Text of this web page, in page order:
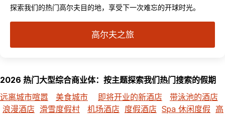
探索我们的热门高尔夫目的地，享受下一次难忘的开球时光。
高尔夫之旅
2026 热门大型综合商业体：按主题探索我们热门搜索的假期
远离城市喧嚣
美食城市 即将开业的新酒店
带泳池的酒店
浪漫酒店 滑雪度假村 机场酒店 度假酒店 Spa 休闲度假 高